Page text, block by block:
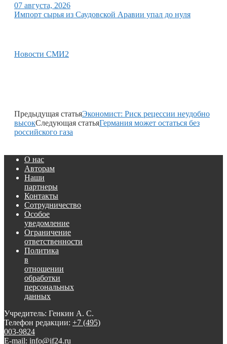
07 августа, 2026
Импорт сырья из Саудовской Аравии упал до нуля
Новости СМИ2
Предыдущая статьяЭкономист: Риск рецессии неудобно
высокСледующая статьяГермания может остаться без
российского газа
О нас
Авторам
Наши
партнеры
Контакты
Сотрудничество
Особое
уведомление
Ограничение
ответственности
Политика
в
отношении
обработки
персональных
данных
Учредитель: Генкин А. С.
Телефон редакции: +7 (495)
003-9824
E-mail: info@if24.ru